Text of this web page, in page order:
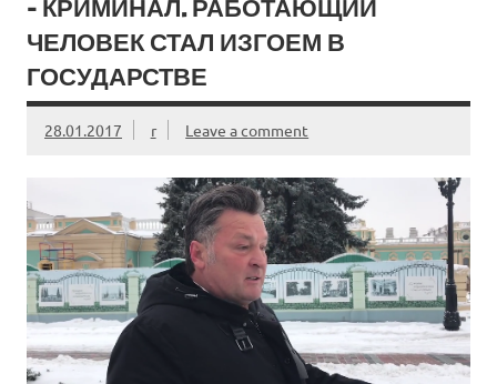
– КРИМИНАЛ. РАБОТАЮЩИЙ
ЧЕЛОВЕК СТАЛ ИЗГОЕМ В
ГОСУДАРСТВЕ
28.01.2017 r Leave a comment